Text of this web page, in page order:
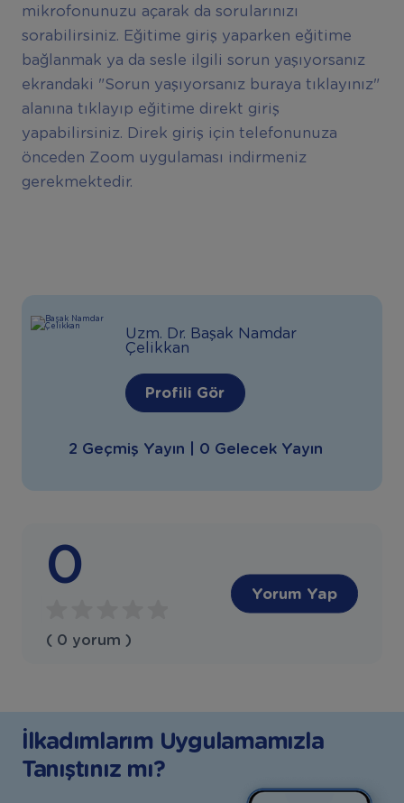
mikrofonunuzu açarak da sorularınızı
sorabilirsiniz. Eğitime giriş yaparken eğitime
bağlanmak ya da sesle ilgili sorun yaşıyorsanız
ekrandaki "Sorun yaşıyorsanız buraya tıklayınız"
alanına tıklayıp eğitime direkt giriş
yapabilirsiniz. Direk giriş için telefonunuza
önceden Zoom uygulaması indirmeniz
gerekmektedir.
Uzm. Dr. Başak Namdar
Çelikkan
Profili Gör
2 Geçmiş Yayın | 0 Gelecek Yayın
0
( 0 yorum )
Yorum Yap
İlkadımlarım Uygulamamızla
Tanıştınız mı?